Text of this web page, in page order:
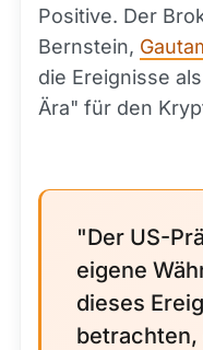
Positive. Der
Bernstein,
die Ereignisse
Ära" für den
"Der US-
eigene
dieses
betrachten,